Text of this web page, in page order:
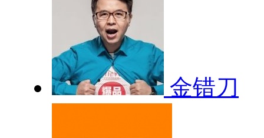
金错刀